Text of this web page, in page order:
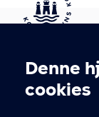
Denne
cookies
Kontakt
T